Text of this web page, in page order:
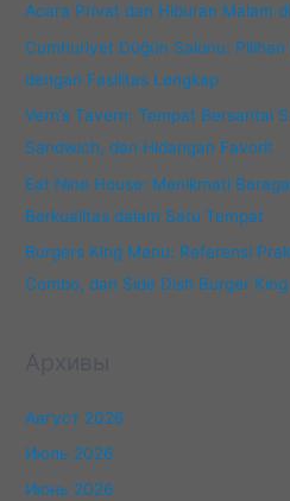
Acara Privat dan Hiburan Malam
Cumhuriyet Düğün Salonu:
dengan Fasilitas Lengkap
Vern’s Tavern: Tempat Bersantai
Sandwich, dan Hidangan Favorit
Eat Nine House: Menikmati
Berkualitas dalam Satu Tempat
Burgers King Menu: Referensi
Combo, dan Side Dish Burger King
Август 2026
Июль 2026
Июнь 2026